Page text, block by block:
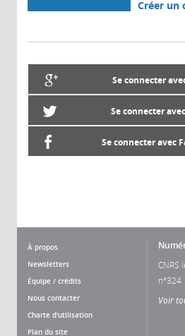
Créer un
Se connecter
Se connecter
Se connecter avec
À propos
Newsletters
Équipe / crédits
Nous contacter
Charte d'utilisation
Plan du site
CNRS
n°324
Voir